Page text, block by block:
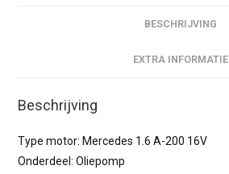
BESCHRIJVING
EXTRA INFORMATIE
Beschrijving
Type motor: Mercedes 1.6 A-200 16V
Onderdeel: Oliepomp